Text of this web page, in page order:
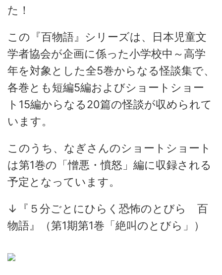
た！
この『百物語』シリーズは、日本児童文
学者協会が企画に係った小学校中～高学
年を対象とした全5巻からなる怪談集で、
各巻とも短編5編およびショートショー
ト15編からなる20篇の怪談が収められて
います。
このうち、なぎさんのショートショート
は第1巻の「憎悪・憤怒」編に収録される
予定となっています。
↓『５分ごとにひらく恐怖のとびら 百
物語』（第1期第1巻「絶叫のとびら」）